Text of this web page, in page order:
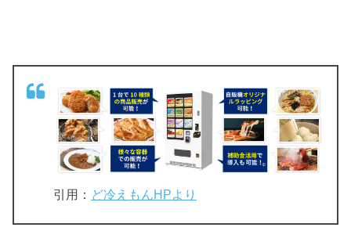
引用： ど冷えもんHPより